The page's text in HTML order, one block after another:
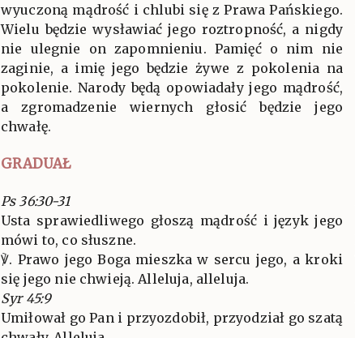
wyuczoną mądrość i chlubi się z Prawa Pańskiego.
Wielu będzie wysławiać jego roztropność, a nigdy
nie ulegnie on zapomnieniu. Pamięć o nim nie
zaginie, a imię jego będzie żywe z pokolenia na
pokolenie. Narody będą opowiadały jego mądrość,
a zgromadzenie wiernych głosić będzie jego
chwałę.
GRADUAŁ
Ps 36:30-31
Usta sprawiedliwego głoszą mądrość i język jego
mówi to, co słuszne.
℣. Prawo jego Boga mieszka w sercu jego, a kroki
się jego nie chwieją. Alleluja, alleluja.
Syr 45:9
Umiłował go Pan i przyozdobił, przyodział go szatą